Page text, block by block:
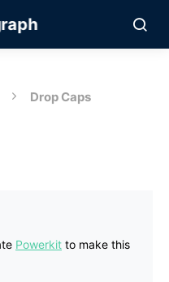
Drop Caps
Powerkit to make this